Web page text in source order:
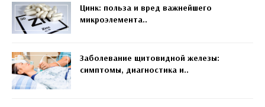
Цинк: польза и вред важнейшего
микроэлемента..
Заболевание щитовидной железы:
симптомы, диагностика и..